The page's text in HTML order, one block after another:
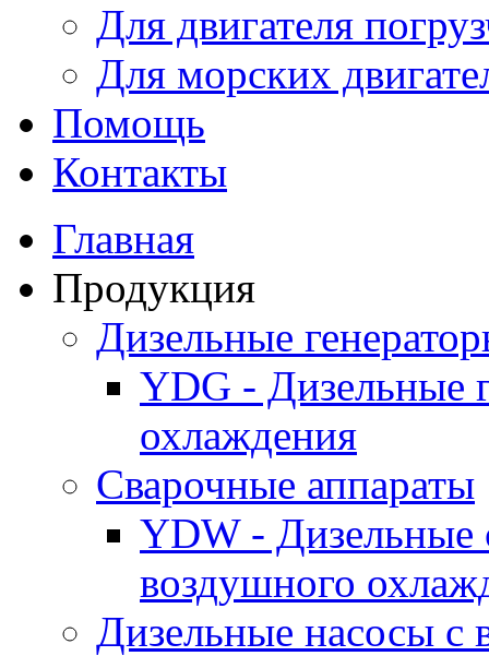
Для двигателя
Для морских
Помощь
Контакты
Главная
Продукция
Дизельные
YDG - Дизельные
охлаждения
Cварочные аппараты
YDW - Дизельные
воздушного
Дизельные насосы